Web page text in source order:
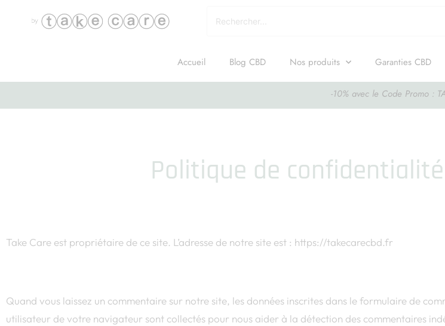
Accueil Blog CBD Nos produits Garanties CBD
-10% avec le Code Promo :
Politique de confidentialité
Take Care est propriétaire de ce site. L’adresse de notre site est : https://takecarecbd.fr
Quand vous laissez un commentaire sur notre site, les données inscrites dans le formulaire de
utilisateur de votre navigateur sont collectés pour nous aider à la détection des commentaires